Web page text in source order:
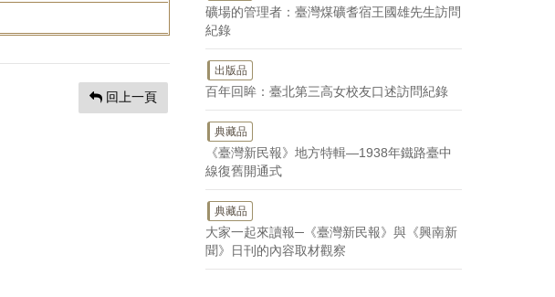
回上一頁
礦場的管理者：臺灣煤礦耆宿王國雄先生訪問
紀錄
出版品
百年回眸：臺北第三高女校友口述訪問紀錄
典藏品
《臺灣新民報》地方特輯—1938年鐵路臺中
線復舊開通式
典藏品
大家一起來讀報─《臺灣新民報》與《興南新
聞》日刊的內容取材觀察